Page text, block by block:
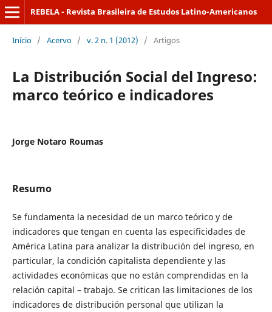
REBELA - Revista Brasileira de Estudos Latino-Americanos
Início / Acervo / v. 2 n. 1 (2012) / Artigos
La Distribución Social del Ingreso:
marco teórico e indicadores
Jorge Notaro Roumas
Resumo
Se fundamenta la necesidad de un marco teórico y de
indicadores que tengan en cuenta las especificidades de
América Latina para analizar la distribución del ingreso, en
particular, la condición capitalista dependiente y las
actividades económicas que no están comprendidas en la
relación capital – trabajo. Se critican las limitaciones de los
indicadores de distribución personal que utilizan la